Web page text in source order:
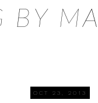
BY
OCT 23, 2013